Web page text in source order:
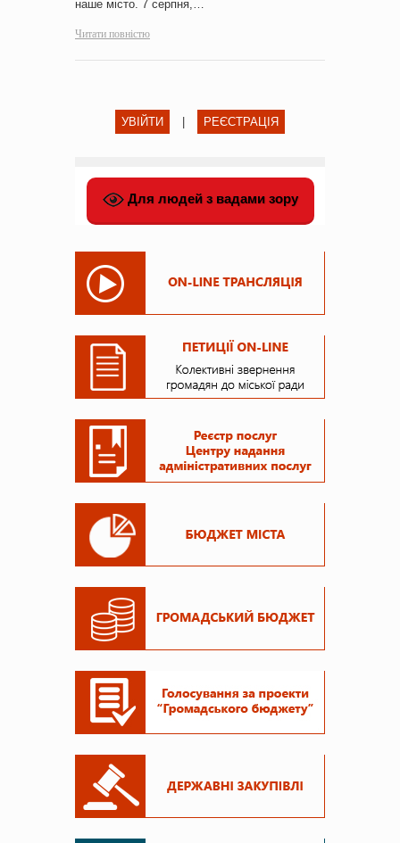
наше місто. 7 серпня,…
Читати повністю
УВІЙТИ РЕЄСТРАЦІЯ
Для людей з вадами зору